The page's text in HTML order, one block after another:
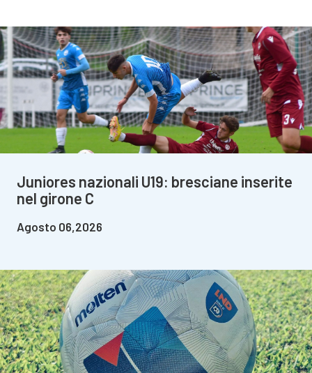
Juniores nazionali U19: bresciane inserite
nel girone C
Agosto 06,2026